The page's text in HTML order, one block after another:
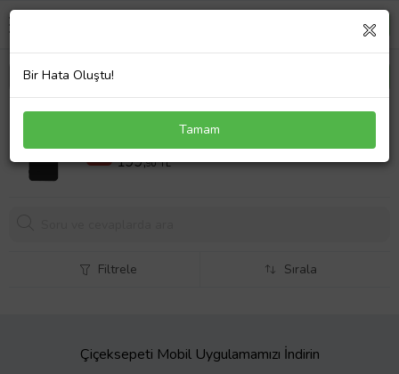
General Mobile 24 Pro Kılıf Slim Soft Silikon Siyah
%9 219,90 TL
199,90 TL
Filtrele Sırala
Çiçeksepeti Mobil Uygulamamızı İndirin
Bir Hata Oluştu!
Tamam